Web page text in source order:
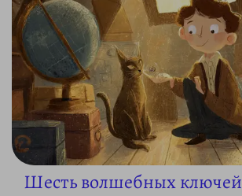
Шесть волшебных ключей